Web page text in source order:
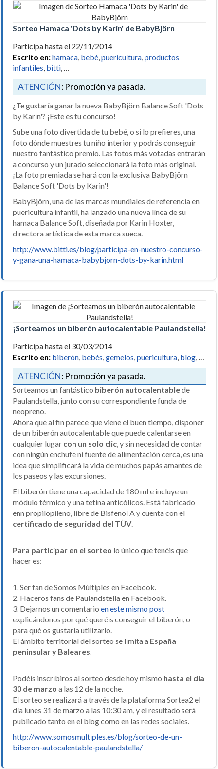
Sorteo Hamaca 'Dots by Karin' de BabyBjörn
Participa hasta el 22/11/2014
Escrito en:hamaca, bebé,puericultura,productos
infantiles, bitti, …
ATENCIÓN: Promoción ya pasada.
¿Te gustaría ganar la nueva BabyBjörn Balance Soft 'Dots
by Karin'? ¡Este es tu concurso!
Sube una foto divertida de tu bebé, o si lo prefieres, una
foto dónde muestres tu niño interior y podrás conseguir
nuestro fantástico premio. Las fotos más votadas entrarán
a concurso y un jurado seleccionará la foto más original.
¡La foto premiada se hará con la exclusiva BabyBjörn
Balance Soft 'Dots by Karin'!
BabyBjörn, una de las marcas mundiales de referencia en
puericultura infantil, ha lanzado una nueva línea de su
hamaca Balance Soft, diseñada por Karin Hoxter,
directora artística de esta marca sueca.
http://www.bitti.es/blog/participa-en-nuestro-concurso-
y-gana-una-hamaca-babybjorn-dots-by-karin.html
¡Sorteamos un biberón autocalentable Paulandstella!
Participa hasta el 30/03/2014
Escrito en: biberón, bebés,gemelos,puericultura, blog, …
ATENCIÓN: Promoción ya pasada.
Sorteamos un fantástico biberón autocalentablede
Paulandstella, junto con su correspondiente funda de
neopreno.
Ahora que al fin parece que viene el buen tiempo, disponer
de un biberón autocalentable que puede calentarse en
cualquier lugar con un solo clic, y sin necesidad de contar
con ningún enchufe ni fuente de alimentación cerca, es una
idea que simplificará la vida de muchos papás amantes de
los paseos y las excursiones.
El biberón tiene una capacidad de 180 ml e incluye un
módulo térmico y una tetina anticólicos. Está fabricado
enn propilopileno, libre de Bisfenol A y cuenta con el
certificado de seguridad del TÜV.
Para participar en el sorteo lo único que tenéis que
hacer es:
1. Ser fan de Somos Múltiples en Facebook.
2. Haceros fans de Paulandstella en Facebook.
3. Dejarnos un comentario en este mismo post
explicándonos por qué queréis conseguir el biberón, o
para qué os gustaría utilizarlo.
El ámbito territorial del sorteo se limita a España
peninsular y Baleares.
Podéis inscribiros al sorteo desde hoy mismo hasta el día
30 de marzo a las 12 de la noche.
El sorteo se realizará a través de la plataforma Sortea2 el
día lunes 31 de marzo a las 10:30 am, y el resultado será
publicado tanto en el blog como en las redes sociales.
http://www.somosmultiples.es/blog/sorteo-de-un-
biberon-autocalentable-paulandstella/